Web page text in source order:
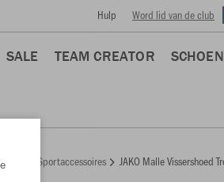
Hulp Word lid van de club
SALE TEAM CREATOR
Sportaccessoires JAKO Malle Vissershoed